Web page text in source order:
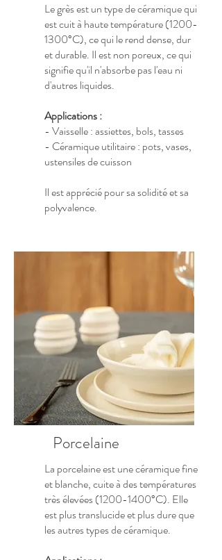
Le grès est un type de céramique qui
est cuit à haute température(1200-
1300°C), ce qui le rend dense, dur
et durable. Il est non poreux, ce qui
signifie qu'il n'absorbe pas l'eau ni
d'autres liquides.
Applications :
- Vaisselle : assiettes, bols, tasses
- Céramique utilitaire : pots, vases,
ustensiles de cuisson
Il est apprécié pour sa solidité et sa
polyvalence.
Porcelaine
La porcelaine est une céramique fine
et blanche, cuite à des températures
très élevées(1200-1400°C). Elle
est plus translucide et plus dure que
les autres types de céramique.